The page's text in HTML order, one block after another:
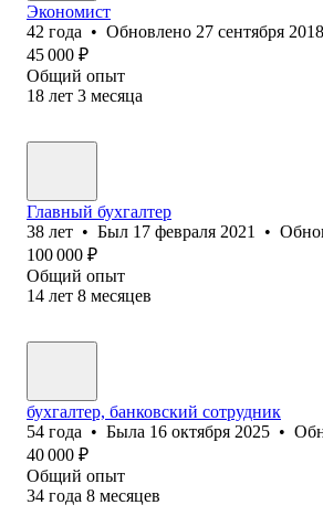
Экономист
42 года • Обновлено 27 сентября 2018
45 000 ₽
Общий опыт
18 лет 3 месяца
Главный бухгалтер
38 лет • Был 17 февраля 2021 •
100 000 ₽
Общий опыт
14 лет 8 месяцев
бухгалтер, банковский сотрудник
54 года • Была 16 октября 2025 •
40 000 ₽
Общий опыт
34 года 8 месяцев